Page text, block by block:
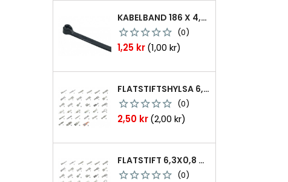
KABELBAND 186 X 4,8MM TY25MX TY-RAP SVARTA 1000 ST
(0)
Pris
1,25 kr(1,00 kr)
FLATSTIFTSHYLSA 6,3X0,8 1,0-2,5 MM² 100ST NABB
(0)
Pris
2,50 kr(2,00 kr)
FLATSTIFT 6,3X0,8 M. NABB 1,0-2,5 MM2 100ST
(0)